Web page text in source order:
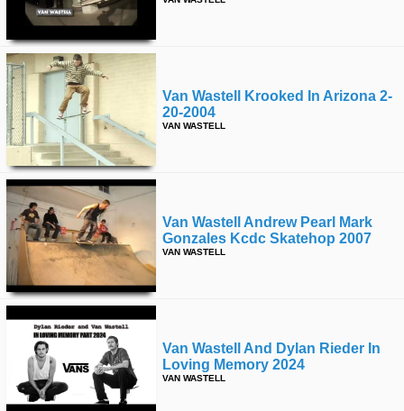
Van Wastell Krooked In Arizona 2-
20-2004
VAN WASTELL
Van Wastell Andrew Pearl Mark
Gonzales Kcdc Skatehop 2007
VAN WASTELL
Van Wastell And Dylan Rieder In
Loving Memory 2024
VAN WASTELL